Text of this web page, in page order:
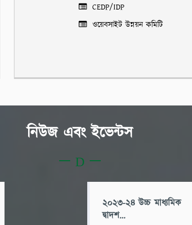
CEDP/IDP
ওয়েবসাইট উন্নয়ন কমিটি
নিউজ এবং ইভেন্টস
২০২৩-২৪ উচ্চ মাধ্যমিক
দ্বাদশ...